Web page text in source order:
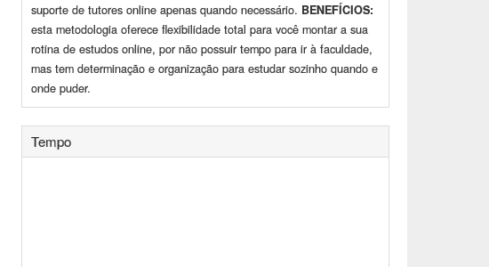
suporte de tutores online apenas quando necessário. BENEFÍCIOS:
esta metodologia oferece flexibilidade total para você montar a sua
rotina de estudos online, por não possuir tempo para ir à faculdade,
mas tem determinação e organização para estudar sozinho quando e
onde puder.
Tempo